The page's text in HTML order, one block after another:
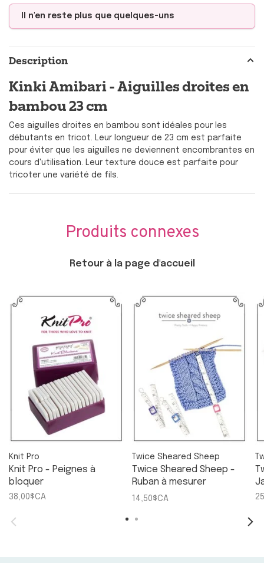
Il n'en reste plus que quelques-uns
Description
Kinki Amibari - Aiguilles droites en
bambou 23 cm
Ces aiguilles droites en bambou sont idéales pour les
débutants en tricot. Leur longueur de 23 cm est parfaite
pour éviter que les aiguilles ne deviennent encombrantes en
cours d'utilisation. Leur texture douce est parfaite pour
tricoter une variété de fils.
Produits connexes
Retour à la page d'accueil
Knit Pro
Knit Pro - Peignes à
bloquer
38,00$CA
Twice Sheared Sheep
Twice Sheared Sheep -
Ruban à mesurer
"Tricotez jusqu'à..."
14,50$CA